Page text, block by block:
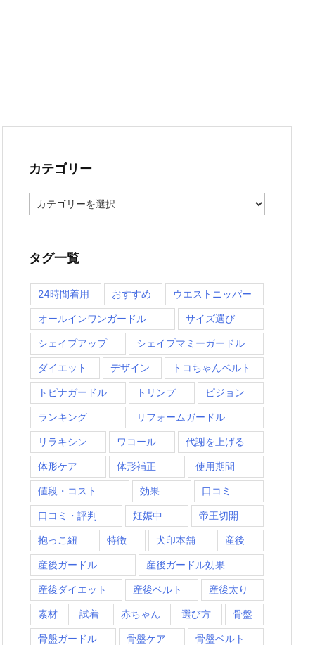
カテゴリー
テ
ー
タグ一覧
24時間着用 おすすめ ウエストニッパー
オールインワンガードル サイズ選び
シェイプアップ シェイプマミーガードル
ダイエット デザイン トコちゃんベルト
トピナガードル トリンプ ピジョン
ランキング リフォームガードル
リラキシン ワコール 代謝を上げる
体形ケア 体形補正 使用期間
値段・コスト 効果 口コミ
口コミ・評判 妊娠中 帝王切開
抱っこ紐 特徴 犬印本舗 産後
産後ガードル 産後ガードル効果
産後ダイエット 産後ベルト 産後太り
素材 試着 赤ちゃん 選び方 骨盤
骨盤ガードル 骨盤ケア 骨盤ベルト